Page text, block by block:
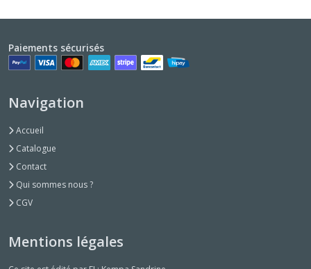
Paiements sécurisés
Navigation
Accueil
Catalogue
Contact
Qui sommes nous ?
CGV
Mentions légales